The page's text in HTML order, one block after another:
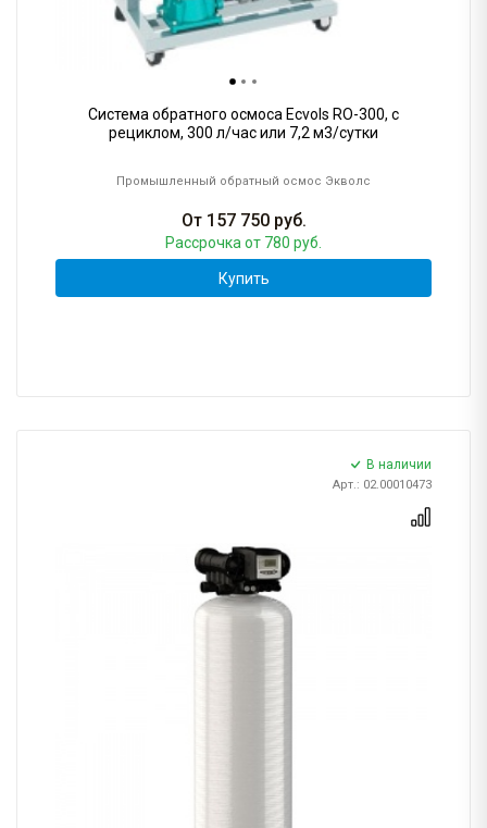
Система обратного осмоса Ecvols RO-300, с
рециклом, 300 л/час или 7,2 м3/сутки
Промышленный обратный осмос Экволс
От 157 750руб.
Рассрочкаот 780 руб.
Купить
В наличии
Арт.: 02.00010473